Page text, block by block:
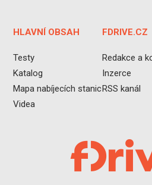
HLAVNÍ OBSAH
Testy
Katalog
Mapa nabíjecích stanic
Videa
FDRIVE.CZ
Redakce a
Inzerce
RSS kanál